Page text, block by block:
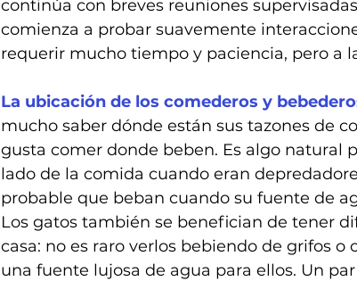
continúa con breves reuniones
comienza a probar suavemente
requerir mucho tiempo y paciencia, pero a
La ubicación de los comederos y
mucho saber dónde están sus tazones de
gusta comer donde beben. Es algo natural
lado de la comida cuando eran
probable que beban cuando su fuente de
Los gatos también se benefician de tener
casa: no es raro verlos bebiendo de grifos o
una fuente lujosa de agua para ellos. Un